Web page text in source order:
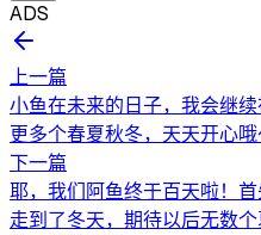
ADS
上一篇
小鱼在未来的日子，我会继
更多个春夏秋冬，天天开心
下一篇
耶，我们阿鱼终于百天啦！
走到了冬天，期待以后无数